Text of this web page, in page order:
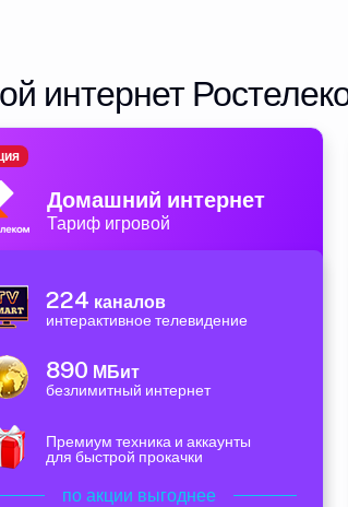
интернет
Домашний интернет
Тариф игровой
224 каналов
интерактивное телевидение
890 МБит
безлимитный интернет
Премиум техника и аккаунты
для быстрой прокачки
по акции выгоднее